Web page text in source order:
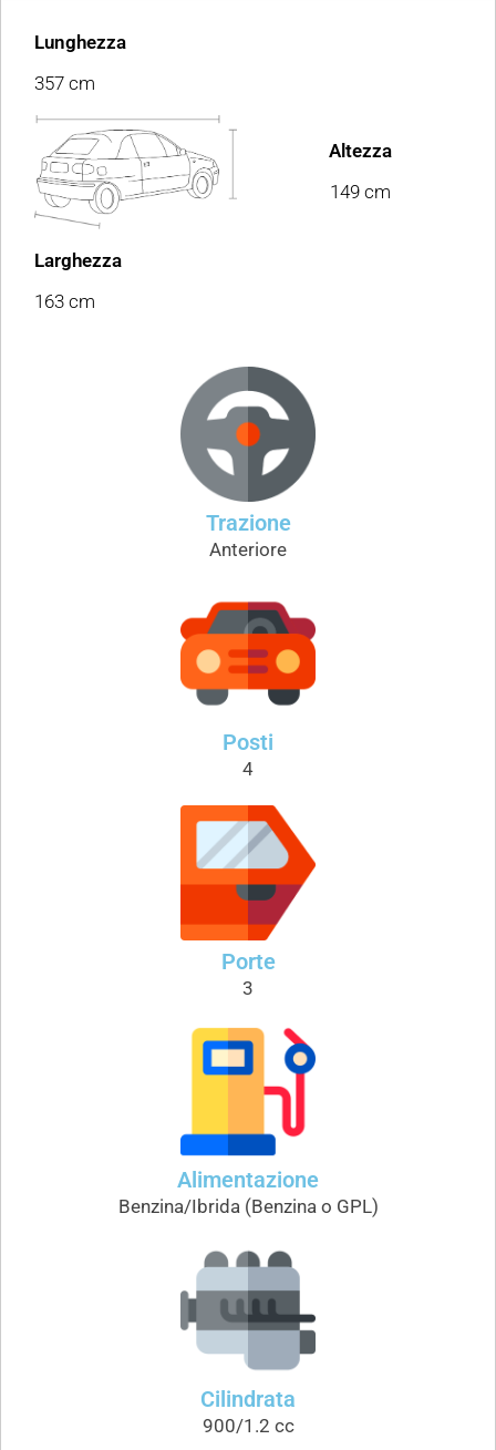
Lunghezza
357 cm
Altezza
149 cm
Larghezza
163 cm
Trazione
Anteriore
Posti
4
Porte
3
Alimentazione
Benzina/Ibrida (Benzina o GPL)
Cilindrata
900/1.2 cc